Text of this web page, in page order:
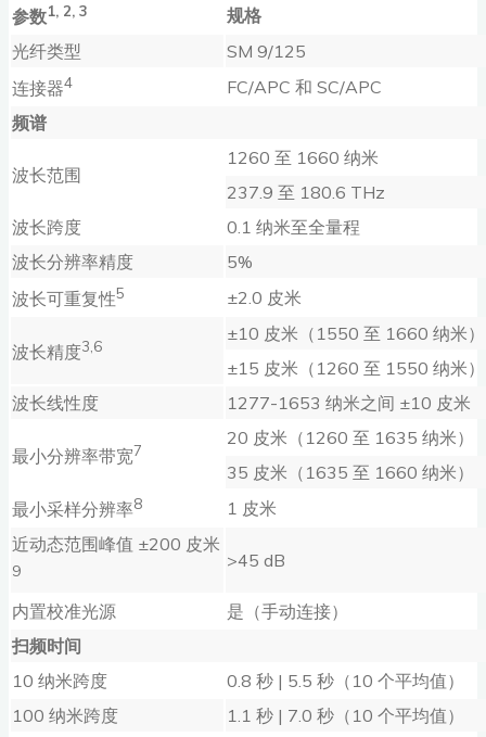
参数1, 2, 3
规格
光纤类型
SM 9/125
连接器4
FC/APC 和 SC/APC
频谱
波长范围
1260 至 1660 纳米
237.9 至 180.6 THz
波长跨度
0.1 纳米至全量程
波长分辨率精度
5%
波长可重复性5 ±2.0 皮米
波长精度3,6
±10 皮米（1550 至 1660 纳米）
±15 皮米（1260 至 1550 纳米）
波长线性度
1277-1653 纳米之间 ±10 皮米
最小分辨率带宽7
20 皮米（1260 至 1635 纳米）
35 皮米（1635 至 1660 纳米）
最小采样分辨率8
1 皮米
近动态范围峰值 ±200 皮米
9 >45 dB
内置校准光源
是（手动连接）
扫频时间
10 纳米跨度
0.8 秒 | 5.5 秒（10 个平均值）
100 纳米跨度
1.1 秒 | 7.0 秒（10 个平均值）